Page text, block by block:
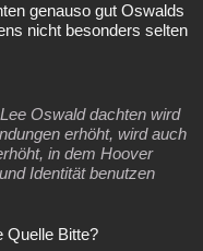
genauso gut Oswalds
nicht besonders selten
Oswald dachten wird
erhöht, wird auch
in dem Hoover
Identität benutzen
Quelle Bitte?